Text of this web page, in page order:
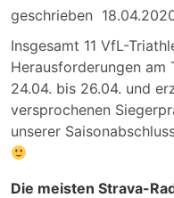
geschrieben
Insgesamt 11 VfL-
Herausforderungen am
24.04. bis 26.04. und
versprochenen
unserer
Die meisten Strava-